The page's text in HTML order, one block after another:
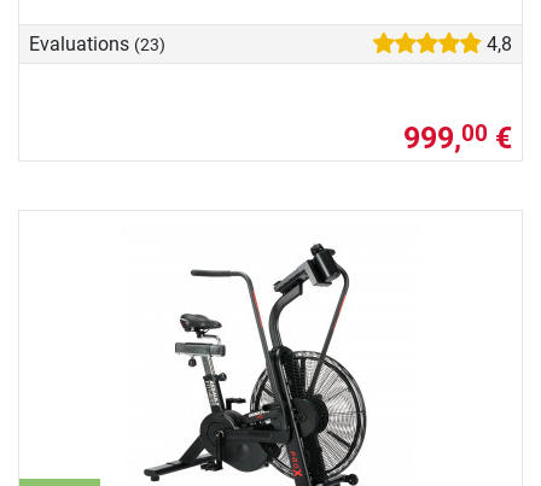
Evaluations (23) 4,8
999,00 €